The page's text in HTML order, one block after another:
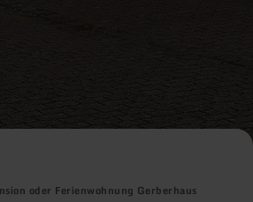
oder Ferienwohnung Gerberhaus